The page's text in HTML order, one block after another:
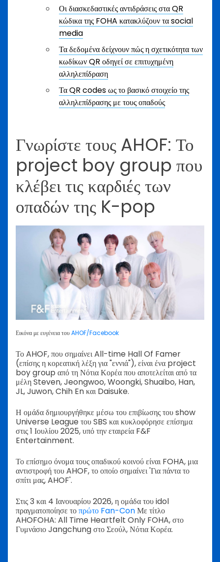
Οι διασκεδαστικές αντιδράσεις στα QR
κώδικα της FOHA κατακλύζουν τα social
media
Τα δεδομένα δείχνουν πώς η σχετικότητα των
κωδίκων QR οδηγεί σε επιτυχημένη
αλληλεπίδραση
Τα QR codes ως το βασικό στοιχείο της
αλληλεπίδρασης με τους οπαδούς
Γνωρίστε τους AHOF: Το
project boy group που
κλέβει τις καρδιές των
οπαδών της K-pop
Εικόνα με ευγένεια τουAHOF/Facebook
Το AHOF, που σημαίνει All-time Hall Of Famer
(επίσης η κορεατική λέξη για "εννιά"), είναι ένα project
boy group από τη Νότια Κορέα που αποτελείται από τα
μέλη Steven, Jeongwoo, Woongki, Shuaibo, Han,
JL, Juwon, Chih En και Daisuke.
Η ομάδα δημιουργήθηκε μέσω του επιβίωσης του show
Universe League του SBS και κυκλοφόρησε επίσημα
στις 1 Ιουλίου 2025, υπό την εταιρεία F&F
Entertainment.
Το επίσημο όνομα τους οπαδικού κοινού είναι FOHA, μια
αντιστροφή του AHOF, το οποίο σημαίνει 'Για πάντα το
σπίτι μας, AHOF'.
Στις 3 και 4 Ιανουαρίου 2026, η ομάδα του idol
πραγματοποίησε τοπρώτο Fan-ConΜε τίτλο
AHOFOHA: All Time Heartfelt Only FOHA, στο
Γυμνάσιο Jangchung στο Σεούλ, Νότια Κορέα.